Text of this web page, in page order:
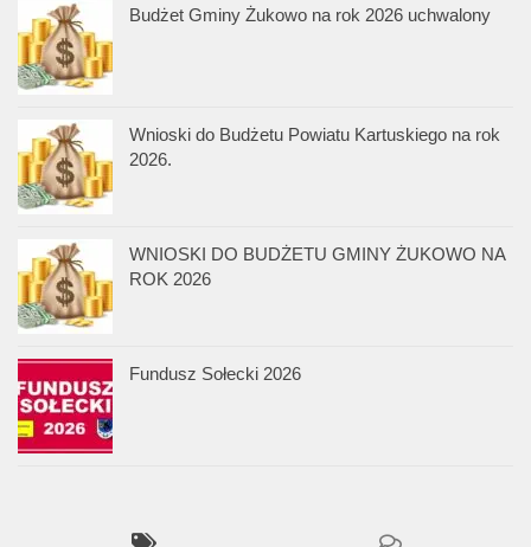
Budżet Gminy Żukowo na rok 2026 uchwalony
Wnioski do Budżetu Powiatu Kartuskiego na rok
2026.
WNIOSKI DO BUDŻETU GMINY ŻUKOWO NA
ROK 2026
Fundusz Sołecki 2026